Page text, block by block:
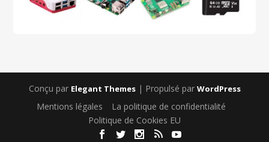
Conçu par Elegant Themes| Propulsé par WordPress
Mentions légales
La politique de confidentialité
Politique de Cookies EU